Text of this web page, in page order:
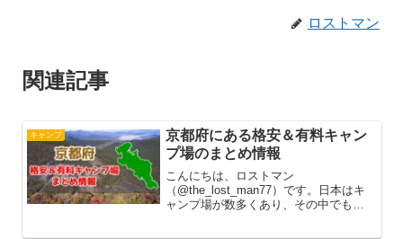
ロストマン
関連記事
キャンプ
京都府にある格安＆有料キャン
プ場のまとめ情報
こんにちは、ロストマン
（@the_lost_man77）です。日本はキ
ャンプ場が数多くあり、その中でも利